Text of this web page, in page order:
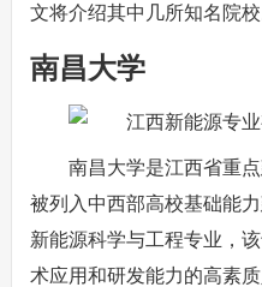
文将介绍其中几所知名院校
南昌大学
南昌大学是江西省重
被列入中西部高校基础能
新能源科学与工程专业，
术应用和研发能力的高素